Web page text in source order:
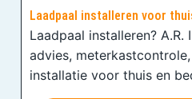
Laadpaal installeren voor
Laadpaal installeren?
advies,
installatie voor thuis en